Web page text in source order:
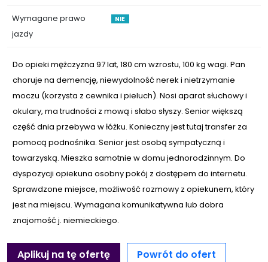
Wymagane prawo
jazdy
NIE
Do opieki mężczyzna 97 lat, 180 cm wzrostu, 100 kg wagi. Pan
choruje na demencję, niewydolność nerek i nietrzymanie
moczu (korzysta z cewnika i pieluch). Nosi aparat słuchowy i
okulary, ma trudności z mową i słabo słyszy. Senior większą
część dnia przebywa w łóżku. Konieczny jest tutaj transfer za
pomocą podnośnika. Senior jest osobą sympatyczną i
towarzyską. Mieszka samotnie w domu jednorodzinnym. Do
dyspozycji opiekuna osobny pokój z dostępem do internetu.
Sprawdzone miejsce, możliwość rozmowy z opiekunem, który
jest na miejscu. Wymagana komunikatywna lub dobra
znajomość j. niemieckiego.
Aplikuj na tę ofertę Powrót do ofert